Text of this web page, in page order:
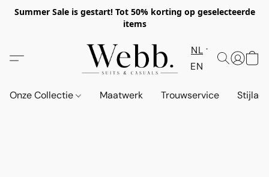
Summer Sale is gestart! Tot 50% korting op geselecteerde
items
NL
EN
Onze Collectie Maatwerk Trouwservice